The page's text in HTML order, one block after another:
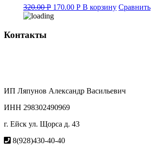
320.00Р Original
price
170.00 РCurrent
В корзину Сравнить
Контакты
ИП Ляпунов Александр Васильевич
ИНН 298302490969
г. Ейск ул. Щорса д. 43
8(928)430-40-40